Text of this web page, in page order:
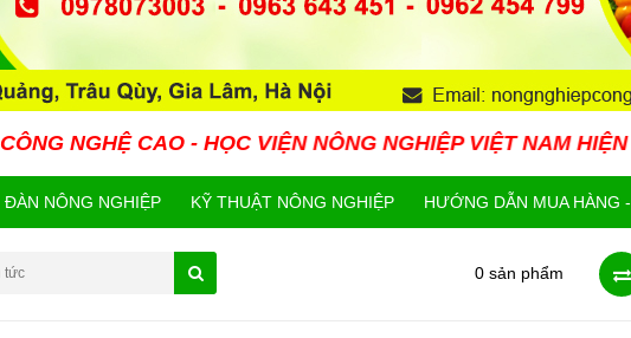
CAO - HỌC VIỆN NÔNG NGHIỆP VIỆT NAM HIỆN NAY
ĐÀN NÔNG NGHIỆP KỸ THUẬT NÔNG NGHIỆP HƯỚNG DẪN MUA HÀNG
0 sản phẩm